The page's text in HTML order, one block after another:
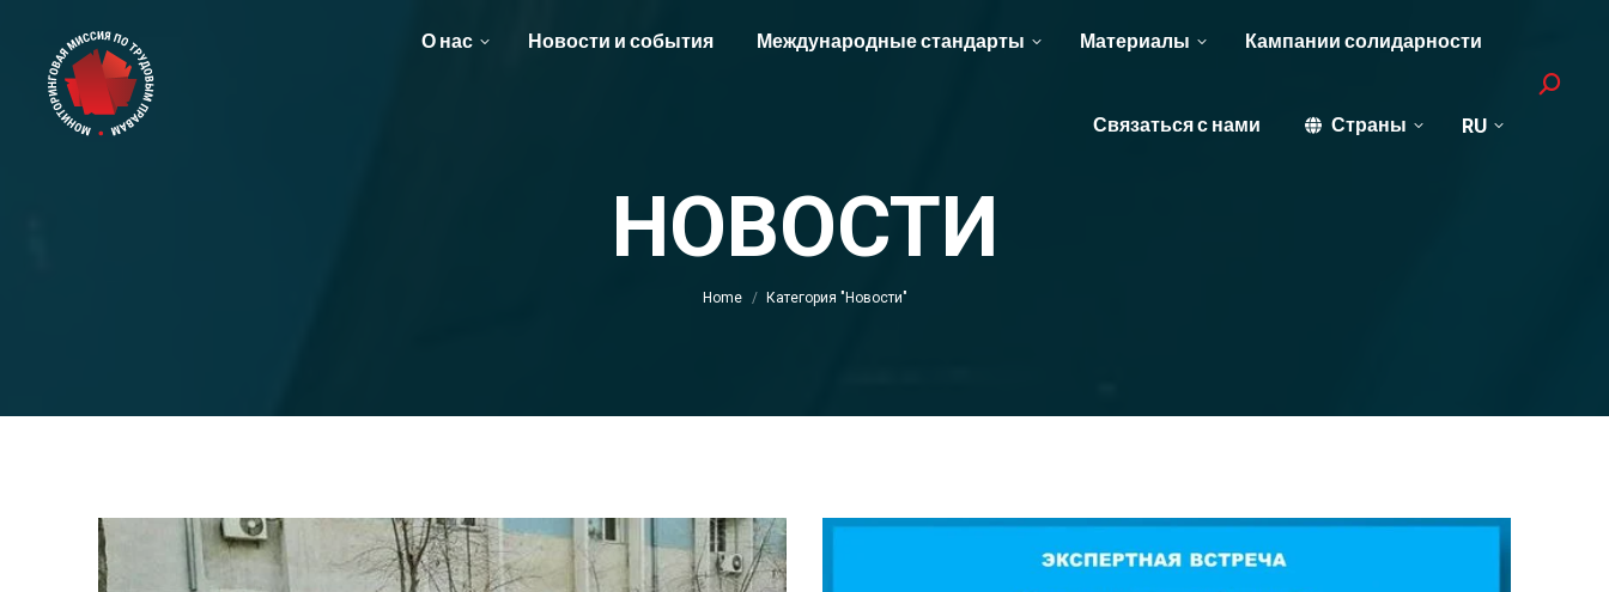
О нас Новости и события Международные стандарты Материалы Кампании солидарности
Связаться с нами Страны RU
Search:
НОВОСТИ
You are here:
Home Категория "Новости"